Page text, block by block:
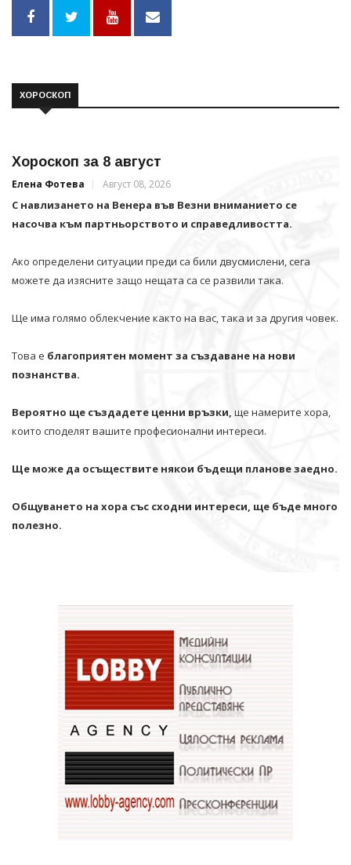
ХОРОСКОП
Хороскоп за 8 август
Елена Фотева Август 08, 2026
С навлизането на Венера във Везни вниманието се
насочва към партньорството и справедливостта.
Ако определени ситуации преди са били двусмислени, сега
можете да изясните защо нещата са се развили така.
Ще има голямо облекчение както на вас, така и за другия човек.
Това е благоприятен момент за създаване на нови
познанства.
Вероятно ще създадете ценни връзки, ще намерите хора,
които споделят вашите професионални интереси.
Ще може да осъществите някои бъдещи планове заедно.
Общуването на хора със сходни интереси, ще бъде много
полезно.